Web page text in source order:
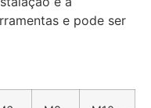
e pode ser